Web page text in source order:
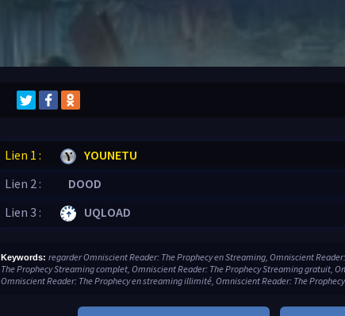
Lien 1 : YOUNETU
Lien 2 :
DOOD
Lien 3 :
UQLOAD
Keywords: regarder Omniscient Reader: The Prophecy en Streaming, Omniscient
The Prophecy Streaming complet, Omniscient Reader: The Prophecy Streaming gratuit,
Omniscient Reader: The Prophecy en streaming illimité, Omniscient Reader: The